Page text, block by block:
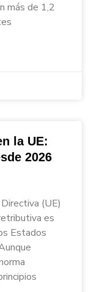
más de 1,2
la UE:
2026
(UE)
es
Estados